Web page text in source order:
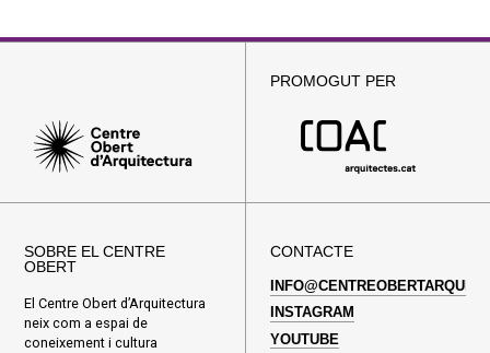
PROMOGUT PER
SOBRE EL CENTRE
OBERT
El Centre Obert d’Arquitectura
neix com a espai de
coneixement i cultura
CONTACTE
INSTAGRAM
YOUTUBE